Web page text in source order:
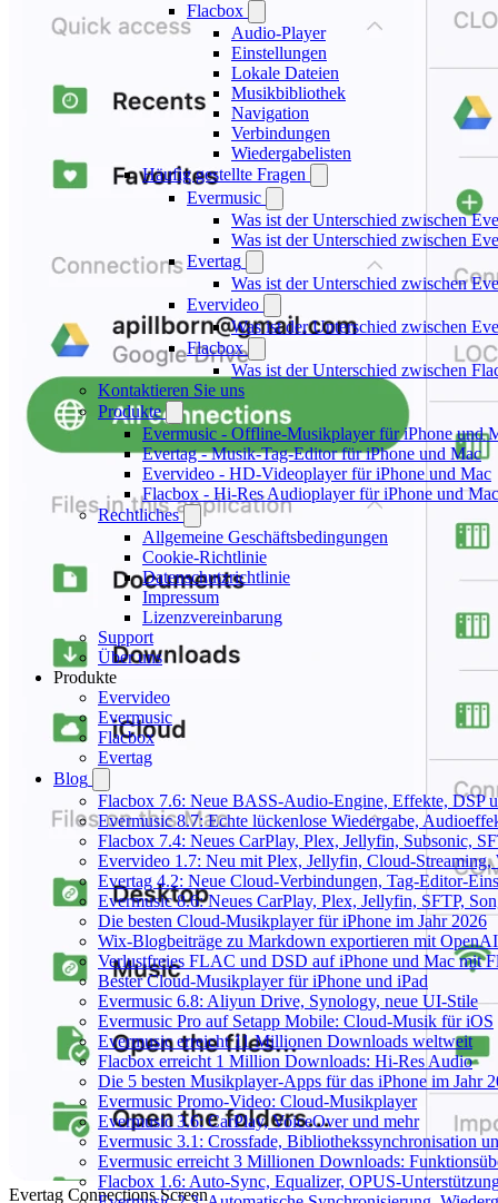
Flacbox
Audio-Player
Einstellungen
Lokale Dateien
Musikbibliothek
Navigation
Verbindungen
Wiedergabelisten
Häufig gestellte Fragen
Evermusic
Was ist der Unterschied zwischen
Was ist der Unterschied zwischen
Evertag
Was ist der Unterschied zwischen
Evervideo
Was ist der Unterschied zwischen
Flacbox
Was ist der Unterschied zwischen
Kontaktieren Sie uns
Produkte
Evermusic - Offline-Musikplayer für iPhone und
Evertag - Musik-Tag-Editor für iPhone und Mac
Evervideo - HD-Videoplayer für iPhone und Mac
Flacbox - Hi-Res Audioplayer für iPhone und Mac
Rechtliches
Allgemeine Geschäftsbedingungen
Cookie-Richtlinie
Datenschutzrichtlinie
Impressum
Lizenzvereinbarung
Support
Über uns
Produkte
Evervideo
Evermusic
Flacbox
Evertag
Blog
Flacbox 7.6: Neue BASS-Audio-Engine, Effekte, DSP
Evermusic 8.7: Echte lückenlose Wiedergabe,
Flacbox 7.4: Neues CarPlay, Plex, Jellyfin, Subsonic,
Evervideo 1.7: Neu mit Plex, Jellyfin, Cloud-Streaming,
Evertag 4.2: Neue Cloud-Verbindungen, Tag-Editor-
Evermusic 8.6: Neues CarPlay, Plex, Jellyfin, SFTP,
Die besten Cloud-Musikplayer für iPhone im Jahr 2026
Wix-Blogbeiträge zu Markdown exportieren mit OpenAI
Verlustfreies FLAC und DSD auf iPhone und Mac mit
Bester Cloud-Musikplayer für iPhone und iPad
Evermusic 6.8: Aliyun Drive, Synology, neue UI-Stile
Evermusic Pro auf Setapp Mobile: Cloud-Musik für iOS
Evermusic erreicht 11 Millionen Downloads weltweit
Flacbox erreicht 1 Million Downloads: Hi-Res Audio
Die 5 besten Musikplayer-Apps für das iPhone im Jahr
Evermusic Promo-Video: Cloud-Musikplayer
Evermusic 3.6: CarPlay, VoiceOver und mehr
Evermusic 3.1: Crossfade, Bibliothekssynchronisation
Evermusic erreicht 3 Millionen Downloads:
Flacbox 1.6: Auto-Sync, Equalizer, OPUS-
Evertag Connections Screen